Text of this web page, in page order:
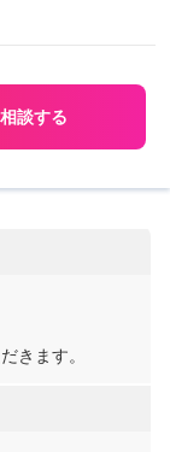
談する
きます。